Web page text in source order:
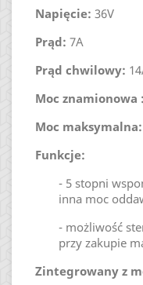
Napięcie: 36V
Prąd: 7A
Prąd chwilowy:
Moc znamionowa :
Moc maksymalna:
Funkcje:
- 5 stopni
inna moc
- możliwość
przy zakupie
Zintegrowany z